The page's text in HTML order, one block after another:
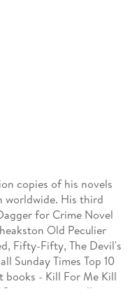
copies of his novels
worldwide. His third
for Crime Novel
Old Peculier
Fifty-Fifty, The Devil's
Sunday Times Top 10
books - Kill For Me Kill
- were all